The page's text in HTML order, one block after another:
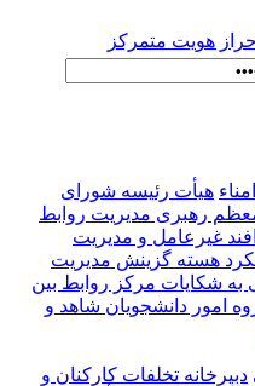
هويت متمركز
هیأت رئیسه شورای
معظم رهبری مدیریت روابط
غیرعامل و مدیریت
هسته گزینش مدیریت
به شکایات مرکز روابط بین
امور دانشجویان شاهد و
دبیرخانه تخلفات کارکنان و